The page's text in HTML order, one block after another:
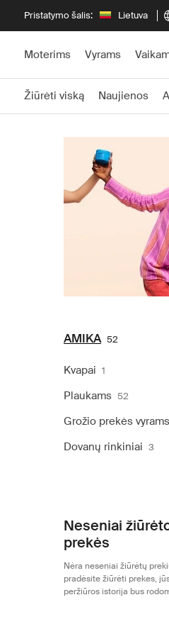
Pristatymo šalis: Lietuva
Moterims Vyrams
Žiūrėti viską Naujienos
AMIKA 52
Kvapai 1
Plaukams 52
Grožio prekės vyrams
Dovanų rinkiniai 3
Neseniai
prekės
Nėra neseniai žiūrėtų
pradėsite žiūrėti prekes,
peržiūros istorija bus